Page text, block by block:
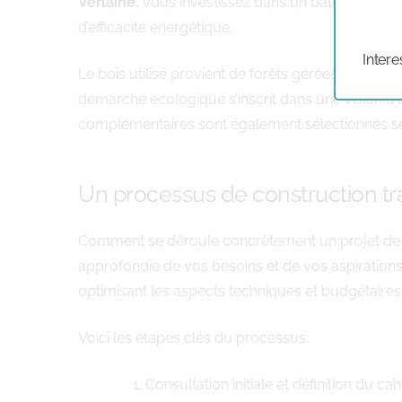
d’efficacité énergétique.
Le bois utilisé provient de forêts gérées
démarche écologique s’inscrit dans une vision
complémentaires sont également sélectionnés
Un processus de construction
Comment se déroule concrètement un projet
approfondie de vos besoins et de vos
optimisant les aspects techniques et
Voici les étapes clés du processus:
Consultation initiale et définition du